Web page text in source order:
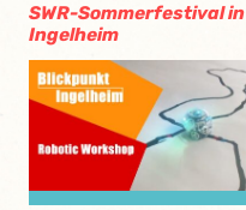
SWR-Sommerfestival in
Ingelheim